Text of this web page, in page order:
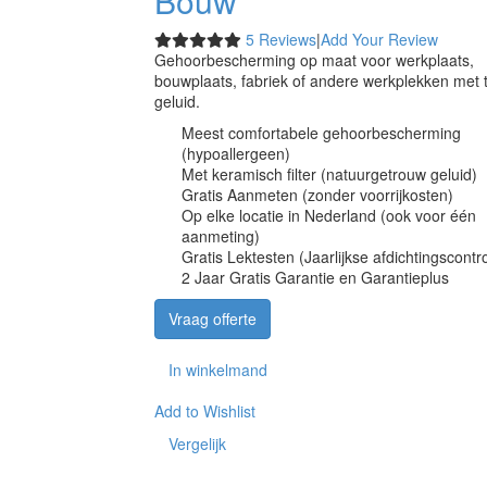
5 Reviews|Add Your Review
Gehoorbescherming op maat voor werkplaats,
bouwplaats, fabriek of andere werkplekken met
geluid.
Meest comfortabele gehoorbescherming
(hypoallergeen)
Met keramisch filter (natuurgetrouw geluid)
Gratis Aanmeten (zonder voorrijkosten)
Op elke locatie in Nederland (ook voor één
aanmeting)
Gratis Lektesten (Jaarlijkse
2 Jaar Gratis Garantie en Garantieplus
Vraag offerte
In winkelmand
Add to Wishlist
Vergelijk